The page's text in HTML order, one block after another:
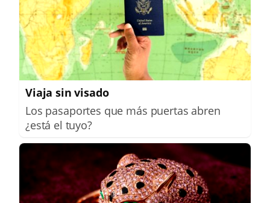
Viaja sin visado
Los pasaportes que más puertas abren
¿está el tuyo?